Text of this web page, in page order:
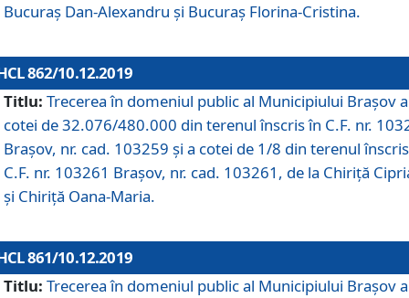
Bucuraș Dan-Alexandru și Bucuraș Florina-Cristina.
862/10.12.2019
Titlu: Trecerea în domeniul public al Municipiului Braşov a
cotei de 32.076/480.000 din terenul înscris în C.F. nr.
Brașov, nr. cad. 103259 și a cotei de 1/8 din terenul
C.F. nr. 103261 Brașov, nr. cad. 103261, de la Chiriță
și Chiriță Oana-Maria.
861/10.12.2019
Titlu: Trecerea în domeniul public al Municipiului Braşov a